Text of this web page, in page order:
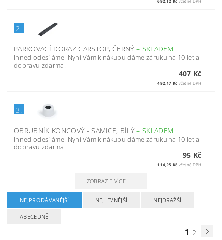
692,12 Kč včetně DPH
2.
PARKOVACÍ DORAZ CARSTOP, ČERNÝ– SKLADEM
Ihned odesíláme! Nyní Vám k nákupu dáme záruku na 10 let a
dopravu zdarma!
407 Kč
492,47 Kč včetně DPH
3.
OBRUBNÍK KONCOVÝ - SAMICE, BÍLÝ–SKLADEM
Ihned odesíláme! Nyní Vám k nákupu dáme záruku na 10 let a
dopravu zdarma!
95 Kč
114,95 Kč včetně DPH
ZOBRAZIT VÍCE
NEJPRODÁVANĚJŠÍ NEJLEVNĚJŠÍ NEJDRAŽŠÍ
ABECEDNĚ
1 2